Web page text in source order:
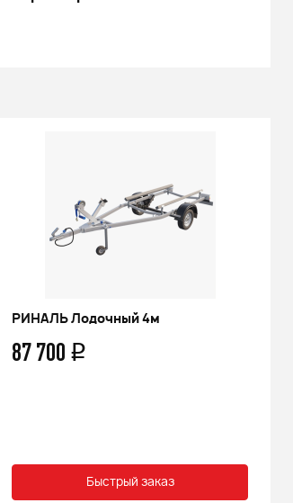
РИНАЛЬ Лодочный 4м
87 700 q
Быстрый заказ